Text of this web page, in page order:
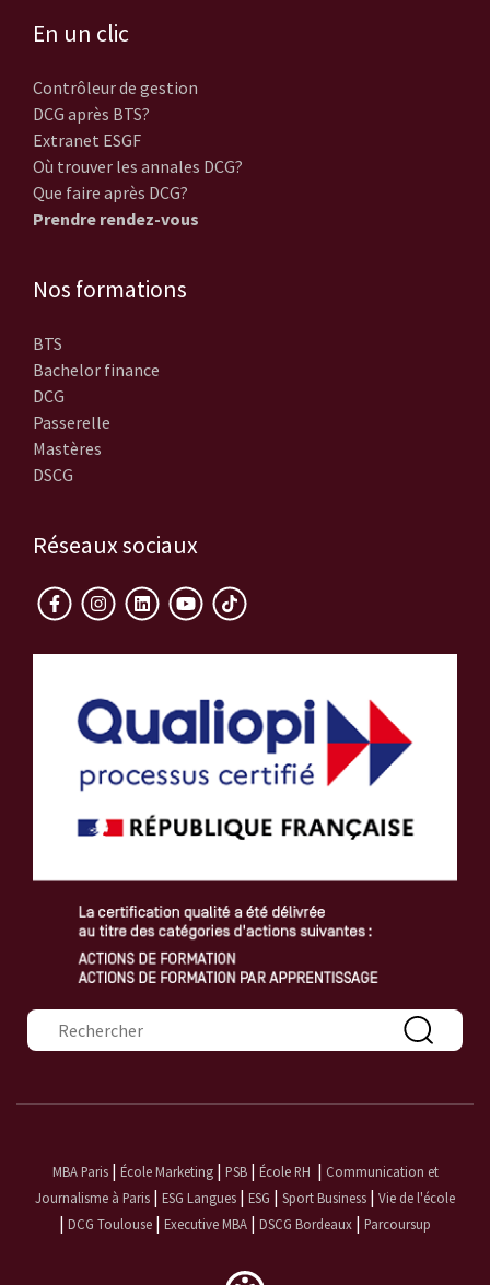
En un clic
Contrôleur de gestion
DCG après BTS?
Extranet ESGF
Où trouver les annales DCG?
Que faire après DCG?
Prendre rendez-vous
Nos formations
BTS
Bachelor finance
DCG
Passerelle
Mastères
DSCG
Réseaux sociaux
Formulaire de recherche
MBA Paris| École Marketing| PSB| École RH | Communication et
Journalisme à Paris | ESG Langues | ESG | Sport Business | Vie de l'école
| DCG Toulouse | Executive MBA | DSCG Bordeaux | Parcoursup